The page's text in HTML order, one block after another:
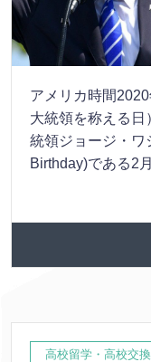
アメリカ時間
大統領を称える日
統領ジョージ・ワ
Birthday)である2
高校留学・高校交